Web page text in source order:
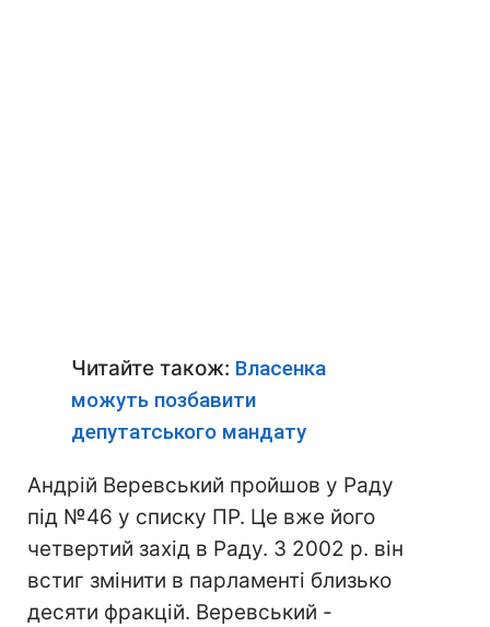
Читайте також: Власенка
можуть позбавити
депутатського мандату
Андрій Веревський пройшов у Раду
під №46 у списку ПР. Це вже його
четвертий захід в Раду. З 2002 р. він
встиг змінити в парламенті близько
десяти фракцій. Веревський -